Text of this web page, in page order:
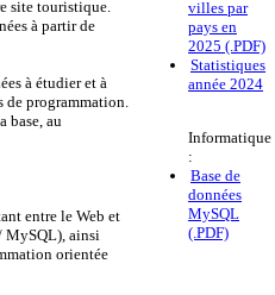
site touristique.
à partir de
à étudier et à
de programmation.
base, au
entre le Web et
MySQL), ainsi
orientée
villes par
pays en
2025 (.PDF)
Statistiques
année 2024
Informatique
:
Base de
données
MySQL
(.PDF)